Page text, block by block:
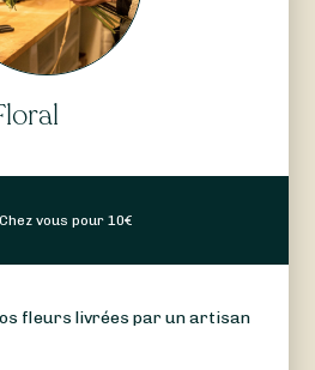
Chez vous pour10€
fleurs livrées par un artisan